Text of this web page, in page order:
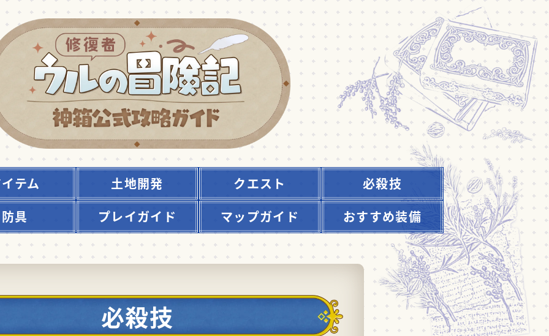
テム 土地開発 クエスト
必殺技
防具
プレイガイド マップガイド おすすめ装備
必殺技